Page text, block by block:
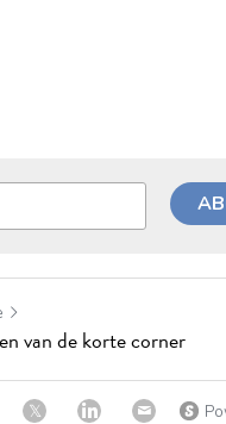
van de korte corner